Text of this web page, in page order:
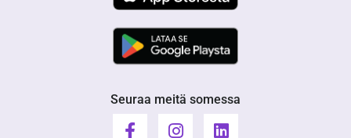
Seuraa meitä somessa